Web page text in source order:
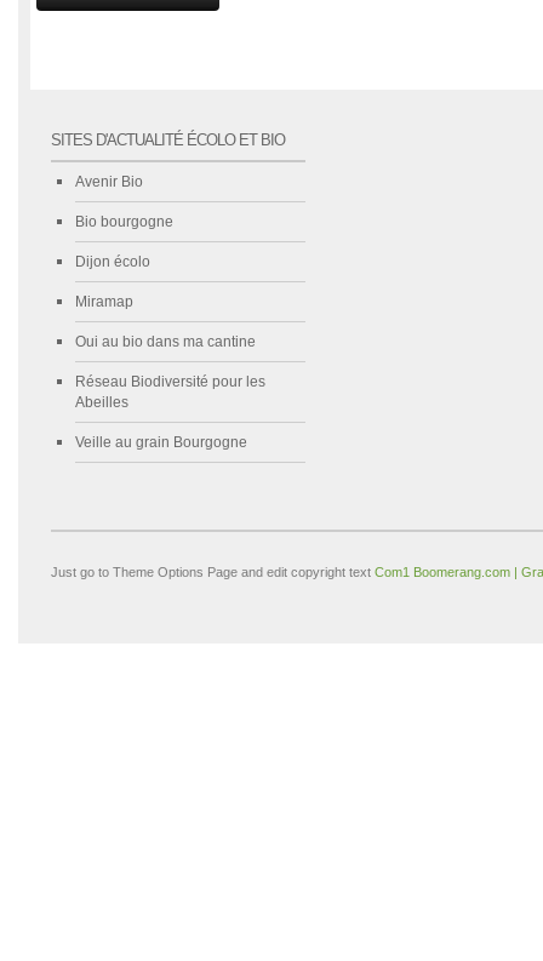
SITES D'ACTUALITÉ ÉCOLO ET BIO
Avenir Bio
Bio bourgogne
Dijon écolo
Miramap
Oui au bio dans ma cantine
Réseau Biodiversité pour les
Abeilles
Veille au grain Bourgogne
Just go to Theme Options Page and edit copyright text Com1 Boomerang.com |